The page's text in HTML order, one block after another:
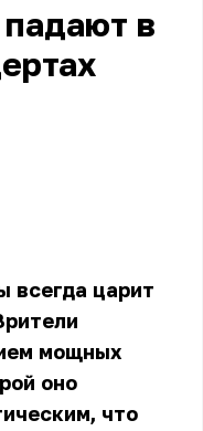
в
всегда царит
мощных
оно
что